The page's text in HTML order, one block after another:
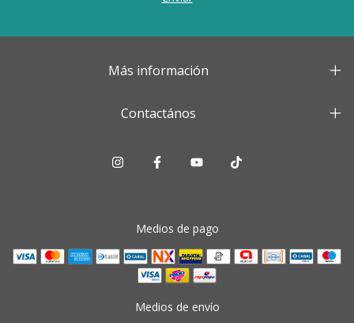
Más información
Contactános
Medios de pago
Medios de envío